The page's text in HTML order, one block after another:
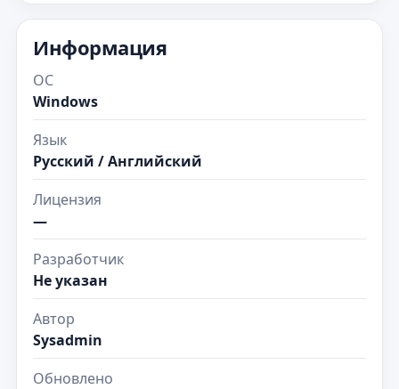
Информация
ОС
Windows
Язык
Русский / Английский
Лицензия
—
Разработчик
Не указан
Автор
Sysadmin
Обновлено